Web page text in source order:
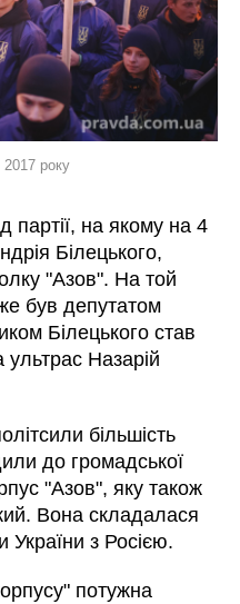
року
партії, на якому на 4
Білецького,
"Азов". На той
був депутатом
Білецького став
Назарій
більшість
до громадської
"Азов", яку також
Вона складалася
України з Росією.
потужна